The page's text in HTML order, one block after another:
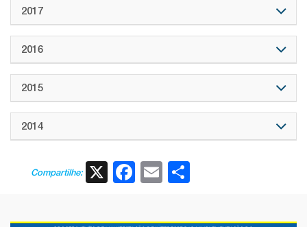
2017
2016
2015
2014
Compartilhe: X Facebook
Email